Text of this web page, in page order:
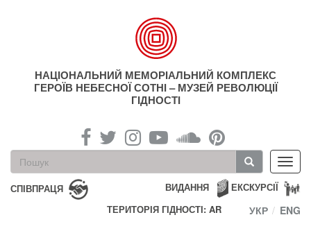
НАЦІОНАЛЬНИЙ МЕМОРІАЛЬНИЙ КОМПЛЕКС
ГЕРОЇВ НЕБЕСНОЇ СОТНІ – МУЗЕЙ РЕВОЛЮЦІЇ
ГІДНОСТІ
Пошукова
форма
Пошук
СПІВПРАЦЯ ЕКСКУРСІЇ
ВИДАННЯ
ТЕРИТОРІЯ ГІДНОСТІ: AR
УКР ENG